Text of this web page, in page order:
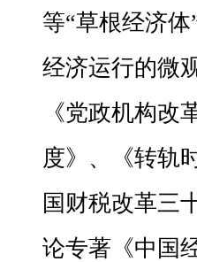
等“草根经济
经济运行的微
《党政机构
度》、《转轨
国财税改革三
论专著《中国